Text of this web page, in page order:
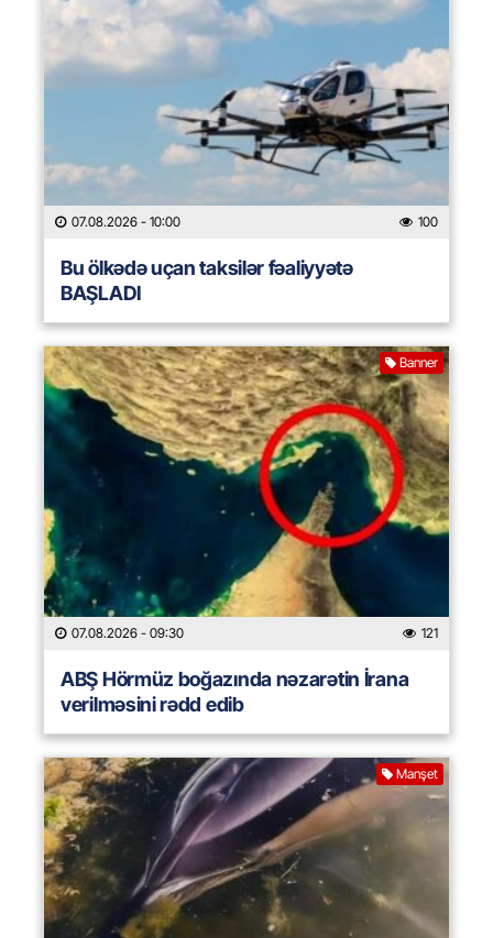
07.08.2026 - 10:00 100
Bu ölkədə uçan taksilər fəaliyyətə
BAŞLADI
Banner
07.08.2026 - 09:30 121
ABŞ Hörmüz boğazında nəzarətin İrana
verilməsini rədd edib
Manşet